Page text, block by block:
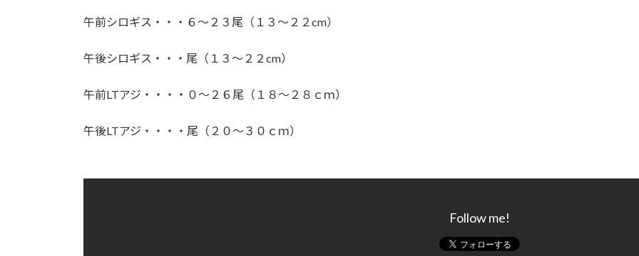
午前シロギス・・・６～２３尾（１３～２２cm）
午後シロギス・・・尾（１３～２２cm）
午前LTアジ・・・・０～２６尾（１８～２８ｃｍ）
午後LTアジ・・・・尾（２０～３０ｃｍ）
Follow me!